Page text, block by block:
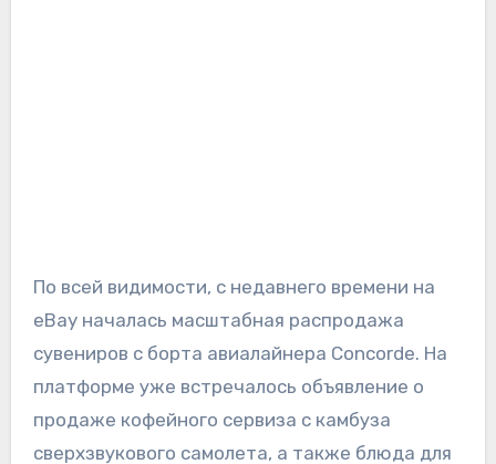
По всей видимости, с недавнего времени на
eBay началась масштабная распродажа
сувениров с борта авиалайнера Concorde. На
платформе уже встречалось объявление о
продаже кофейного сервиза с камбуза
сверхзвукового самолета, а также блюда для